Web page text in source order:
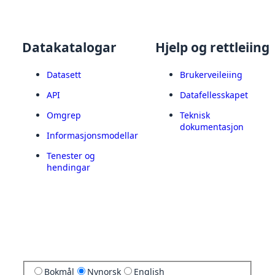
Datakatalogar
Datasett
API
Omgrep
Informasjonsmodellar
Tenester og
hendingar
Hjelp og rettleiing
Brukerveileiing
Datafellesskapet
Teknisk
dokumentasjon
Bokmål Nynorsk English